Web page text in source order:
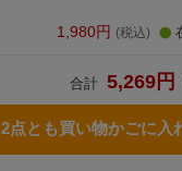
1,980円 (税込)
合計 5,269 円
2点とも買い物かごに入